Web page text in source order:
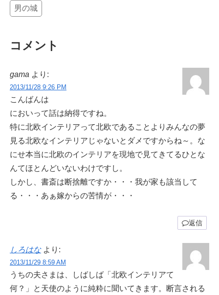
男の城
コメント
gama より:
2013/11/28 9:26 PM
こんばんは
においって話は納得ですね。
特に北欧インテリアって北欧であることよりみんなの夢
見る北欧なインテリアじゃないとダメですからね～。な
にせ本当に北欧のインテリアを現地で見てきてるひとな
んてほとんどいないわけですし。
しかし、書斎は断捨離ですか・・・我が家も該当して
る・・・あぁ嫁からの苦情が・・・
返信
しろはな より:
2013/11/29 8:59 AM
うちの夫さまは、しばしば「北欧インテリアて
何？」と天使のように純粋に聞いてきます。断言される